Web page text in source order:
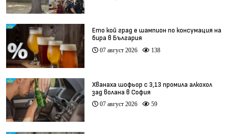
Ето кой град е шампион по консумация на
бира в България
07 август 2026 138
Хванаха шофьор с 3,13 промила алкохол
зад волана в София
07 август 2026 59